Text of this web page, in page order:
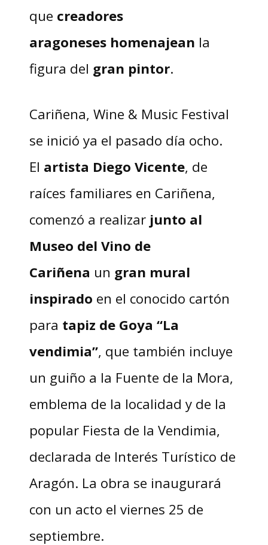
que creadores
aragoneses homenajean la
figura del gran pintor.
Cariñena, Wine & Music Festival
se inició ya el pasado día ocho.
El artista Diego Vicente, de
raíces familiares en Cariñena,
comenzó a realizar junto al
Museo del Vino de
Cariñena un gran mural
inspirado en el conocido cartón
para tapiz de Goya “La
vendimia”, que también incluye
un guiño a la Fuente de la Mora,
emblema de la localidad y de la
popular Fiesta de la Vendimia,
declarada de Interés Turístico de
Aragón. La obra se inaugurará
con un acto el viernes 25 de
septiembre.